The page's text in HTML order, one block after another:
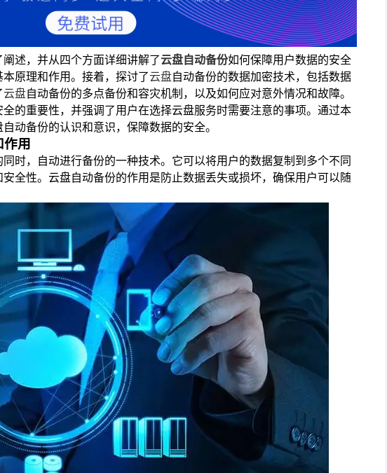
述，并从四个方面详细讲解了云盘自动备份如何保障用户数据的安全
本原理和作用。接着，探讨了云盘自动备份的数据加密技术，包括数据
云盘自动备份的多点备份和容灾机制，以及如何应对意外情况和故障。
的重要性，并强调了用户在选择云盘服务时需要注意的事项。通过本
动备份的认识和意识，保障数据的安全。
用
时，自动进行备份的一种技术。它可以将用户的数据复制到多个不同
全性。云盘自动备份的作用是防止数据丢失或损坏，确保用户可以随